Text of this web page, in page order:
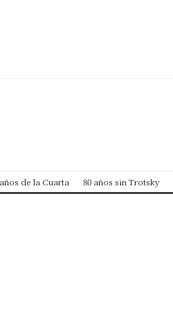
de la Cuarta 80 años sin Trotsky